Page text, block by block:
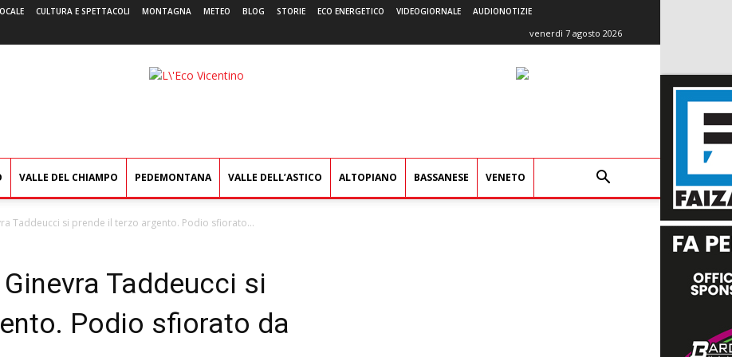
CULTURA E SPETTACOLI MONTAGNA METEO BLOG STORIE ECO ENERGETICO VIDEOGIORNALE AUDIONOTIZIE
venerdì 7 agosto 2026
L'Eco
VALLE DEL CHIAMPO PEDEMONTANA VALLE DELL’ASTICO ALTOPIANO BASSANESE VENETO
Taddeucci si prende il terzo argento. Podio sfiorato...
Taddeucci si
Podio sfiorato da